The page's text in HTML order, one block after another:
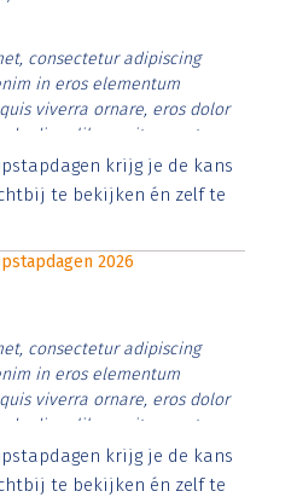
consectetur adipiscing
in eros elementum
viverra ornare, eros dolor
diam libero vitae erat.
cursus id rutrum lorem
risus tristique posuere.
krijg je de kans
te bekijken én zelf te
2026
consectetur adipiscing
in eros elementum
viverra ornare, eros dolor
diam libero vitae erat.
cursus id rutrum lorem
risus tristique posuere.
krijg je de kans
te bekijken én zelf te